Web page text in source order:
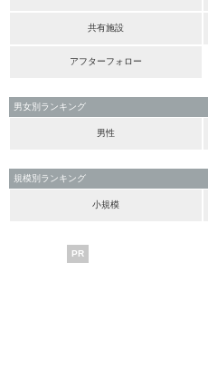
共有施設
アフターフォロー
男女別ランキング
男性
規模別ランキング
小規模
PR